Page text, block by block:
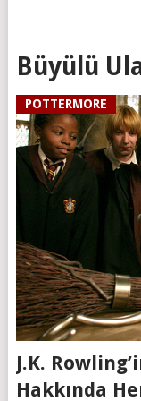
Büyülü
POTTERMORE
J.K.
Hakkında